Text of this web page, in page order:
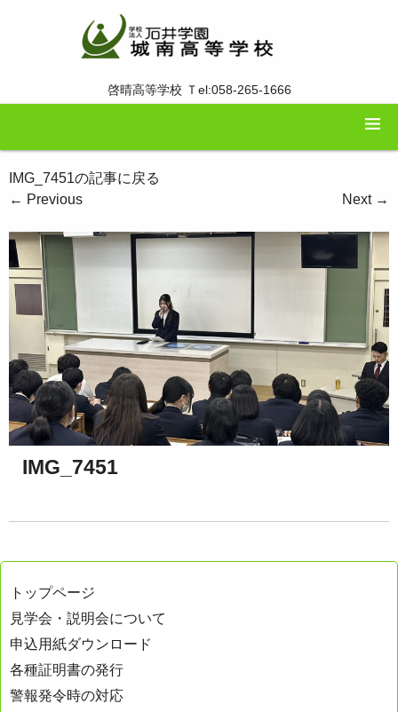
啓晴高等学校 Ｔel:058-265-1666
IMG_7451の記事に戻る
← Previous Next →
IMG_7451
トップページ
見学会・説明会について
申込用紙ダウンロード
各種証明書の発行
警報発令時の対応